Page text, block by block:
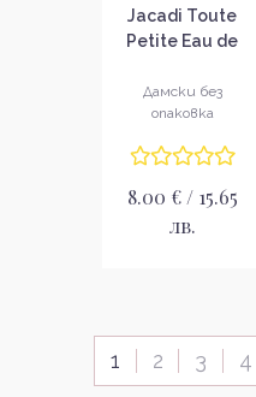
Jacadi Toute
Petite Eau de
Ароматна вода
за момичета
EDS
Дамски без
опаковка
8.00 € / 15.65
лв.
1 2 3 4